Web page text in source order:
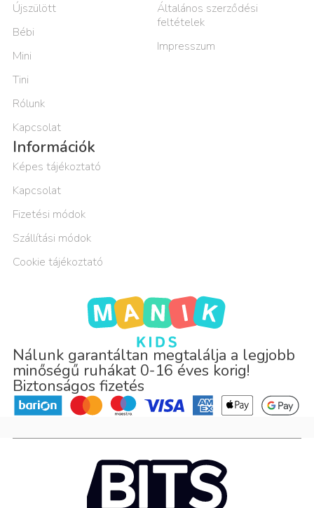
Nálunk garantáltan megtalálja a legjobb
minőségű ruhákat 0-16 éves korig!
Biztonságos fizetés
Újszülött
Bébi
Mini
Tini
Rólunk
Kapcsolat
Általános szerződési
feltételek
Impresszum
Információk
Képes tájékoztató
Kapcsolat
Fizetési módok
Szállítási módok
Cookie tájékoztató